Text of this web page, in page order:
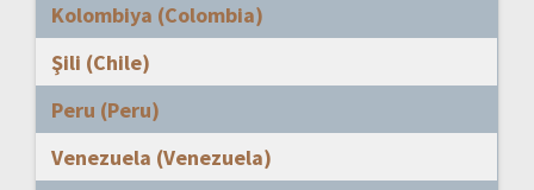
Kolombiya (Colombia)
Şili (Chile)
Peru (Peru)
Venezuela (Venezuela)